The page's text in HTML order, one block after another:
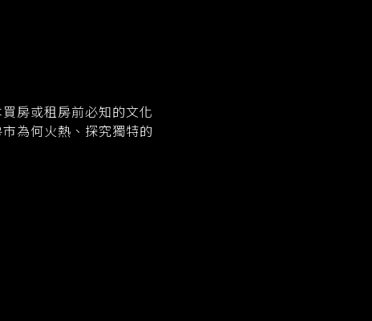
房或租房前必知的文化
為何火熱、探究獨特的